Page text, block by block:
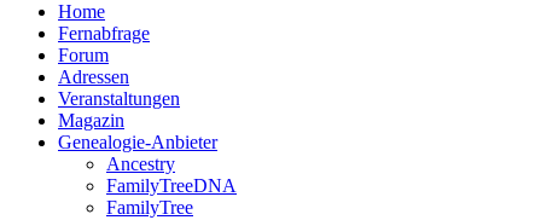
Home
Fernabfrage
Forum
Adressen
Veranstaltungen
Magazin
Genealogie-Anbieter
Ancestry
FamilyTreeDNA
FamilyTree